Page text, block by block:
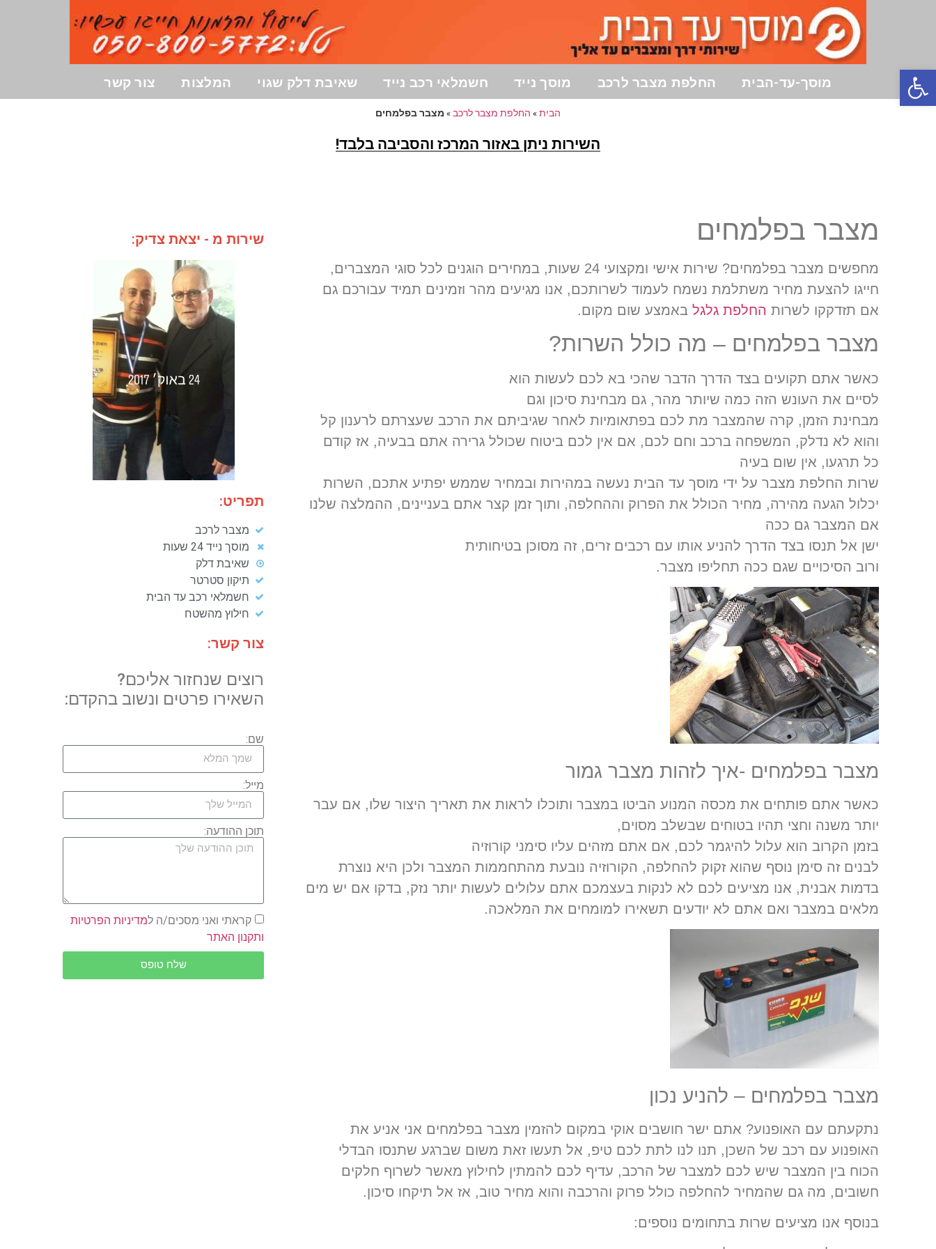
מוסך-עד-הבית החלפת מצבר לרכב מוסך נייד חשמלאי רכב נייד שאיבת דלק שגוי המלצות צור קשר
הבית» החלפת מצבר לרכב» מצבר בפלמחים
השירות ניתן באזור המרכז והסביבה בלבד!
מצבר בפלמחים
מחפשים מצבר בפלמחים? שירות אישי ומקצועי 24 שעות, במחירים הוגנים לכל סוגי המצברים,
חייגו להצעת מחיר משתלמת נשמח לעמוד לשרותכם, אנו מגיעים מהר וזמינים תמיד עבורכם גם
אם תזדקקו לשרות החלפת גלגל באמצע שום מקום.
מצבר בפלמחים – מה כולל השרות?
כאשר אתם תקועים בצד הדרך הדבר שהכי בא לכם לעשות הוא
לסיים את העונש הזה כמה שיותר מהר, גם מבחינת סיכון וגם
מבחינת הזמן, קרה שהמצבר מת לכם בפתאומיות לאחר שגיביתם את הרכב שעצרתם לרענון קל
והוא לא נדלק, המשפחה ברכב וחם לכם, אם אין לכם ביטוח שכולל גרירה אתם בבעיה, אז קודם
כל תרגעו, אין שום בעיה
שרות החלפת מצבר על ידי מוסך עד הבית נעשה במהירות ובמחיר שממש יפתיע אתכם, השרות
יכלול הגעה מהירה, מחיר הכולל את הפרוק וההחלפה, ותוך זמן קצר אתם בעניינים, ההמלצה שלנו
אם המצבר גם ככה
ישן אל תנסו בצד הדרך להניע אותו עם רכבים זרים, זה מסוכן בטיחותית
ורוב הסיכויים שגם ככה תחליפו מצבר.
מצבר בפלמחים -איך לזהות מצבר גמור
כאשר אתם פותחים את מכסה המנוע הביטו במצבר ותוכלו לראות את תאריך היצור שלו, אם עבר
יותר משנה וחצי תהיו בטוחים שבשלב מסוים,
בזמן הקרוב הוא עלול להיגמר לכם, אם אתם מזהים עליו סימני קורוזיה
לבנים זה סימן נוסף שהוא זקוק להחלפה, הקורוזיה נובעת מהתחממות המצבר ולכן היא נוצרת
בדמות אבנית, אנו מציעים לכם לא לנקות בעצמכם אתם עלולים לעשות יותר נזק, בדקו אם יש מים
מלאים במצבר ואם אתם לא יודעים תשאירו למומחים את המלאכה.
מצבר בפלמחים – להניע נכון
נתקעתם עם האופנוע? אתם ישר חושבים אוקי במקום להזמין מצבר בפלמחים אני אניע את
האופנוע עם רכב של השכן, תנו לנו לתת לכם טיפ, אל תעשו זאת משום שברגע שתנסו הבדלי
הכוח בין המצבר שיש לכם למצבר של הרכב, עדיף לכם להמתין לחילוץ מאשר לשרוף חלקים
חשובים, מה גם שהמחיר להחלפה כולל פרוק והרכבה והוא מחיר טוב, אז אל תיקחו סיכון.
בנוסף אנו מציעים שרות בתחומים נוספים:
שירות מ - יצאת צדיק:
תפריט:
מצבר לרכב
מוסך נייד 24 שעות
שאיבת דלק
תיקון סטרטר
חשמלאי רכב עד הבית
חילוץ מהשטח
צור קשר:
רוצים שנחזור אליכם?
השאירו פרטים ונשוב בהקדם:
שם:
מייל:
תוכן ההודעה:
קראתי ואני מסכים/ה למדיניות הפרטיות
ותקנון האתר
שלח טופס
פתח סרגל נגישות